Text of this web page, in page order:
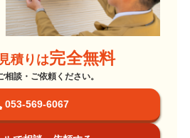
積りは完全無料
相談・ご依頼ください。
053-569-6067